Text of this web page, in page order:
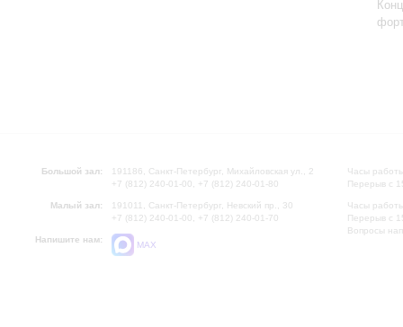
Большой зал:
191186, Санкт-Петербург, Михайловская ул., 2
+7 (812) 240-01-00, +7 (812) 240-01-80
Малый зал:
191011, Санкт-Петербург, Невский пр., 30
+7 (812) 240-01-00, +7 (812) 240-01-70
Напишите нам:
MAX
Часы
Перерыв с
Часы
Перерыв с
Вопросы